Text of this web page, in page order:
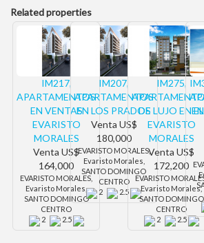
Related properties
IM217,
APARTAMENTOS
EN VENTAS
EVARISTO
MORALES
Venta US$
164,000
EVARISTO MORALES,
Evaristo Morales,
SANTO DOMINGO
CENTRO
2
2.5
IM207,
APARTAMENTOS
EN LOS PRADOS
Venta US$
180,000
EVARISTO MORALES,
Evaristo Morales,
SANTO DOMINGO
CENTRO
2
2.5
IM275,
DE LUJO EN EL
EVARISTO
MORALES
VentaUS$
172,200
EVARISTO
Evaristo Morales,
SANTO DOMINGO
CENTRO
2
2.5